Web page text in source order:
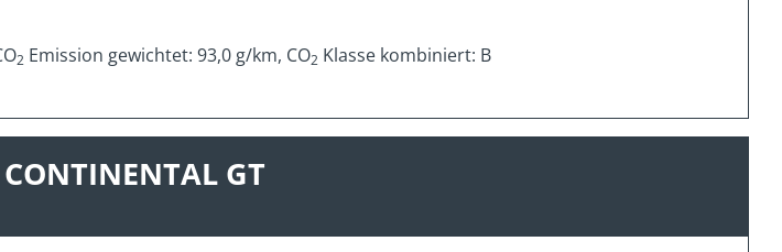
2 Emission gewichtet: 93,0 g/km, CO2 Klasse kombiniert: B
GT